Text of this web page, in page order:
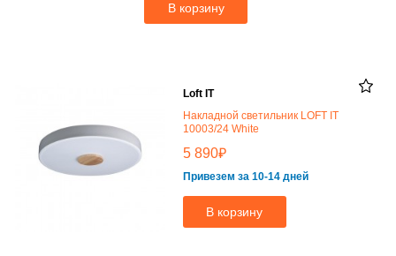
В корзину
Loft IT
Накладной светильник LOFT IT
10003/24 White
5 890₽
Привезем за 10-14 дней
В корзину